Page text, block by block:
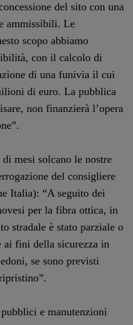
del sito con una
ammissibili. Le
scopo abbiamo
con il calcolo di
di una funivia il cui
di euro. La pubblica
non finanzierà l’opera
mesi solcano le nostre
del consigliere
Italia): “A seguito dei
per la fibra ottica, in
stradale è stato parziale o
ai fini della sicurezza in
se sono previsti
e manutenzioni